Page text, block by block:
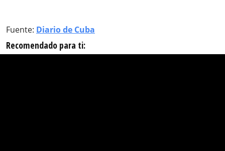
Fuente: Diario de Cuba
Recomendado para ti: